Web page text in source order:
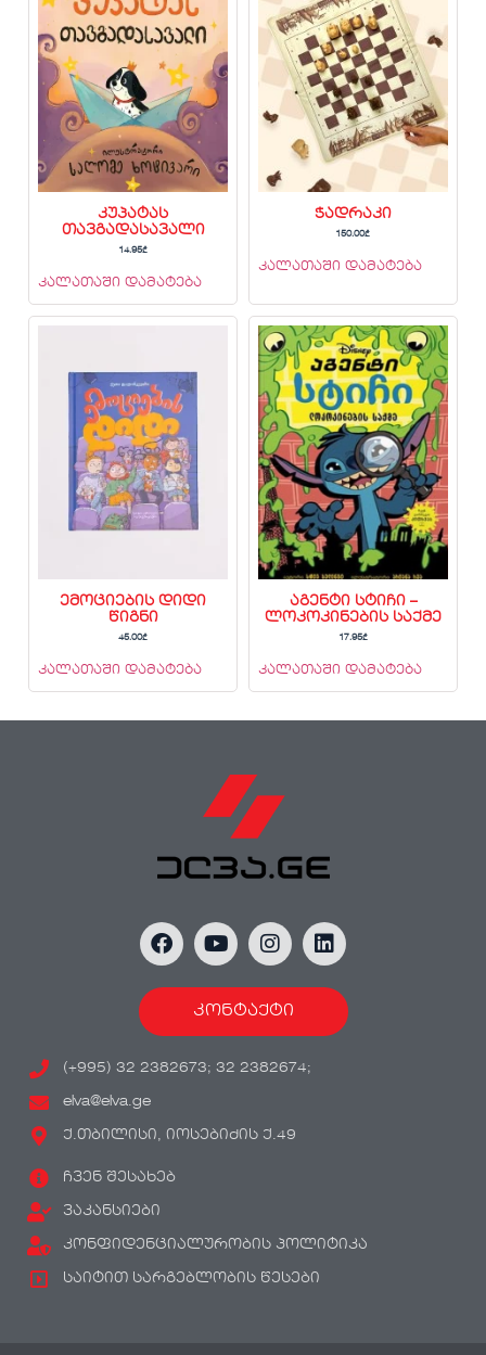
კუპატას
თავგადასავალი
14.95₾
კალათაში დამატება
ჭადრაკი
150.00₾
კალათაში დამატება
ემოციების დიდი
წიგნი
45.00₾
კალათაში დამატება
აგენტი სტიჩი –
ლოკოკინების საქმე
17.95₾
კალათაში დამატება
კონტაქტი
(+995) 32 2382673; 32 2382674;
elva@elva.ge
ქ.თბილისი, იოსებიძის ქ.49
ჩვენ შესახებ
ვაკანსიები
კონფიდენციალურობის პოლიტიკა
საიტით სარგებლობის წესები